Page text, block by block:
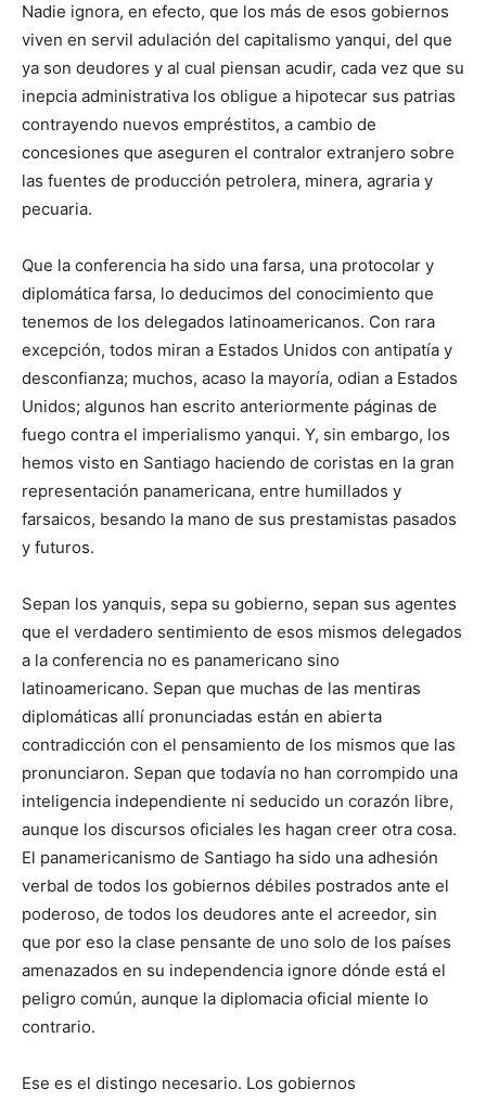
Nadie ignora, en efecto, que los más de esos gobiernos
viven en servil adulación del capitalismo yanqui, del que
ya son deudores y al cual piensan acudir, cada vez que su
inepcia administrativa los obligue a hipotecar sus patrias
contrayendo nuevos empréstitos, a cambio de
concesiones que aseguren el contralor extranjero sobre
las fuentes de producción petrolera, minera, agraria y
pecuaria.
Que la conferencia ha sido una farsa, una protocolar y
diplo­mática farsa, lo deducimos del conocimiento que
tenemos de los delegados latinoamericanos. Con rara
excepción, todos miran a Estados Unidos con antipatía y
desconfianza; muchos, acaso la mayoría, odian a Estados
Unidos; algunos han escrito anteriormen­te páginas de
fuego contra el imperialismo yanqui. Y, sin embargo, los
hemos visto en Santiago haciendo de coristas en la gran
repre­sentación panamericana, entre humillados y
farsaicos, besando la mano de sus prestamistas pasados
y futuros.
Sepan los yanquis, sepa su gobierno, sepan sus agentes
que el verdadero sentimiento de esos mismos delegados
a la confe­rencia no es panamericano sino
latinoamericano. Sepan que muchas de las mentiras
diplomáticas allí pronunciadas están en abierta
contradicción con el pensamiento de los mismos que las
pronunciaron. Sepan que todavía no han corrompido una
inteli­gencia independiente ni seducido un corazón libre,
aunque los discursos oficiales les hagan creer otra cosa.
El panamericanismo de Santiago ha sido una adhesión
verbal de todos los gobiernos débiles postrados ante el
poderoso, de todos los deudores ante el acreedor, sin
que por eso la clase pensante de uno solo de los paí­ses
amenazados en su independencia ignore dónde está el
peli­gro común, aunque la diplomacia oficial miente lo
contrario.
Ese es el distingo necesario. Los gobiernos